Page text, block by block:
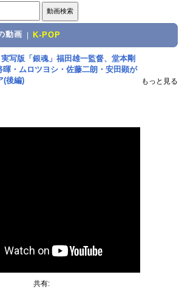
動画 K-POP
実写版「銀魂」福田雄一監督、堂本剛
・ムロツヨシ・佐藤二朗・安田顕が
(後編)
もっと見る
共有: